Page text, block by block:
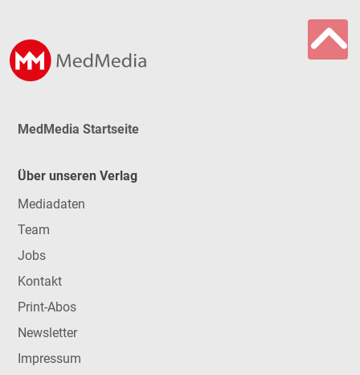
MedMedia Startseite
Über unseren Verlag
Mediadaten
Team
Jobs
Kontakt
Print-Abos
Newsletter
Impressum